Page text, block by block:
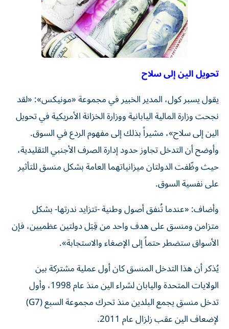
تحويل الين إلى سلاح
يقول يسبر كول، المدير الخبير في مجموعة «مونيكس»: «لقد
نجحت وزارة المالية اليابانية ووزارة الخزانة الأمريكية في تحويل
الين إلى سلاح»، مشيراً بذلك إلى مفهوم الردع في السوق.
وأوضح أن التدخل تجاوز حدود إدارة الصرف الأجنبي التقليدية،
حيث وظّفت الدولتان ميزانياتهما العامة بشكل منسق للتأثير
على نفسية السوق.
وأضاف: «عندما تُنفق أصول وطنية -تتزايد ندرتها- بشكل
متزامن ومنسق على هدف واحد من قِبَل دولتين عظميين، فإن
الأسواق ستضطر حتماً إلى الإصغاء والاستجابة».
يُذكر أن هذا التدخل المنسق كان أول عملية مشتركة بين
الولايات المتحدة واليابان لشراء الين منذ عام 1998، وأول
تدخل منسق يجمع البلدين منذ تحرك مجموعة السبع (G7)
لإضعاف الين عقب زلزال عام 2011.